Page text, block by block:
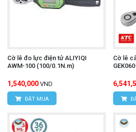
Cờ lê đo lực điện tử ALIYIQI
AWM-100 (100/0.1N.m)
1,540,000 VND
ĐẶT MUA
Cờ lê